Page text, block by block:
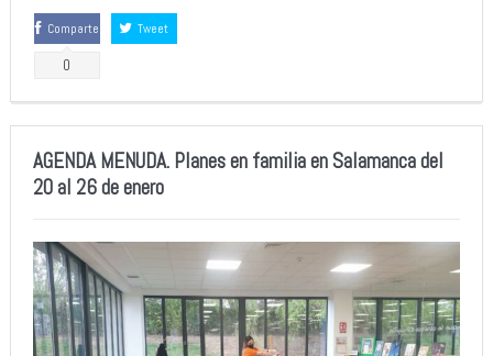
Comparte
0
Tweet
AGENDA MENUDA. Planes en familia en Salamanca del
20 al 26 de enero